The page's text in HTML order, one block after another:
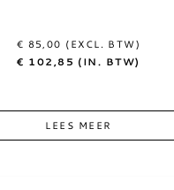
€ 85,00 (EXCL. BTW)
€ 102,85 (IN. BTW)
LEES MEER